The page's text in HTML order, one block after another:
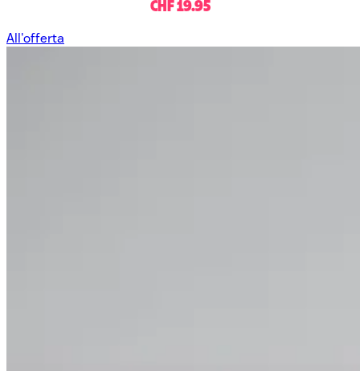
CHF 19.95
All'offerta